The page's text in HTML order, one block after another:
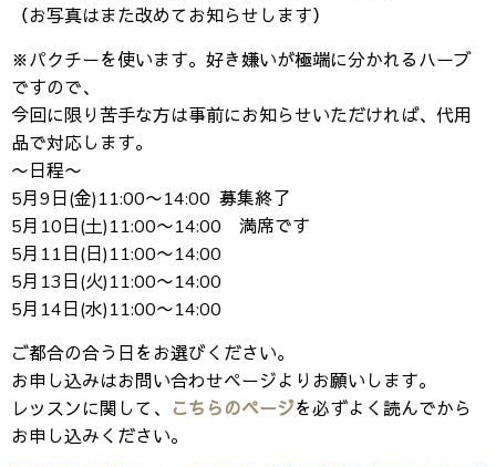
（お写真はまた改めてお知らせします）
※パクチーを使います。好き嫌いが極端に分かれるハーブ
ですので、
今回に限り苦手な方は事前にお知らせいただければ、代用
品で対応します。
〜日程〜
5月9日(金)11:00〜14:00 募集終了
5月10日(土)11:00〜14:00 満席です
5月11日(日)11:00〜14:00
5月13日(火)11:00〜14:00
5月14日(水)11:00〜14:00
ご都合の合う日をお選びください。
お申し込みはお問い合わせページよりお願いします。
レッスンに関して、 こちらのページを必ずよく読んでから
お申し込みください。